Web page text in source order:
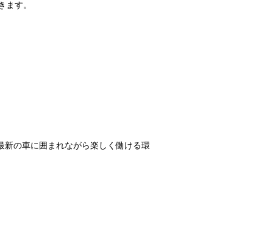
す。
の車に囲まれながら楽しく働ける環